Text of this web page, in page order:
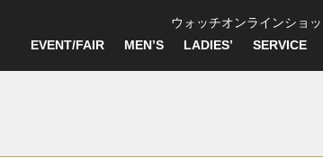
ウォッチオンラインショ
EVENT/FAIR
MEN’S LADIES’ SERVICE